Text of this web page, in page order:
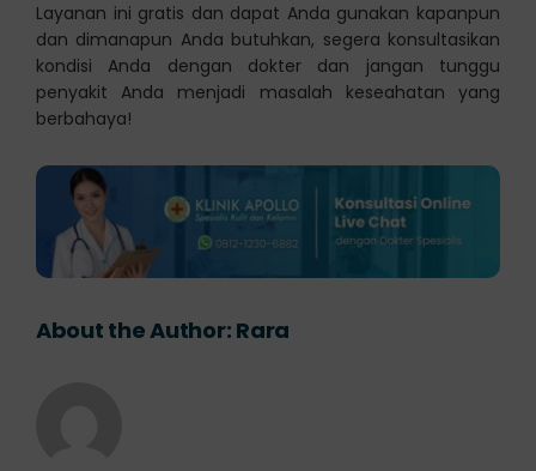
Layanan ini gratis dan dapat Anda gunakan kapanpun
dan dimanapun Anda butuhkan, segera konsultasikan
kondisi Anda dengan dokter dan jangan tunggu
penyakit Anda menjadi masalah keseahatan yang
berbahaya!
About the Author: Rara